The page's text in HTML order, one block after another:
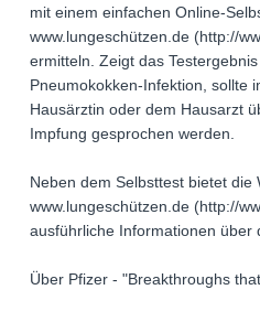
mit einem einfachen Online-
www.lungeschützen.de (http://
ermitteln. Zeigt das
Pneumokokken-Infektion, sollte
Hausärztin oder dem Hausarzt
Impfung gesprochen werden.
Neben dem Selbsttest bietet die
www.lungeschützen.de (http://
ausführliche Informationen über
Über Pfizer - "Breakthroughs